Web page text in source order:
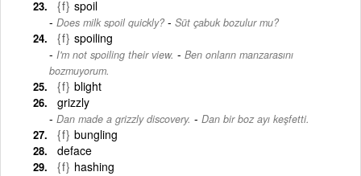
{f} spoil
Does milk spoil quickly? - Süt çabuk bozulur mu?
{f} spoiling
I'm not spoiling their view. - Ben onların manzarasını
bozmuyorum.
{f} blight
grizzly
Dan made a grizzly discovery. - Dan bir boz ayı keşfetti.
{f} bungling
deface
{f} hashing